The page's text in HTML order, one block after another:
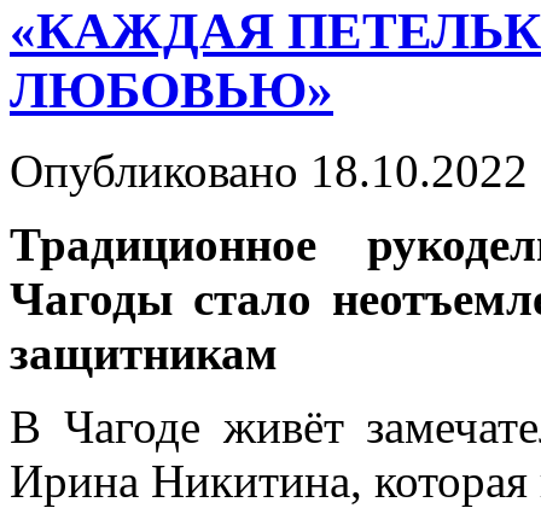
«КАЖДАЯ
ЛЮБОВЬЮ»
Опубликовано
Традиционное
Чагоды стало
защитникам
В Чагоде живёт
Ирина Никитина, которая